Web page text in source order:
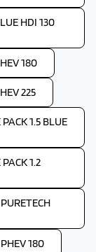
HDI 130
180
225
1.5 BLUE
1.2
180